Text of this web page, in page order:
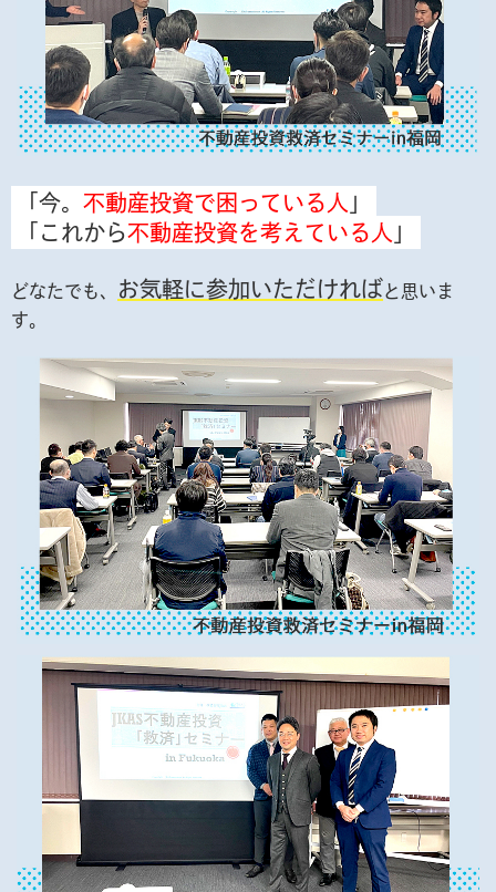
「今。 不動産投資で困っている人 」
「これから不動産投資を考えている人 」
どなたでも、 お気軽に参加いただければと思いま
す。